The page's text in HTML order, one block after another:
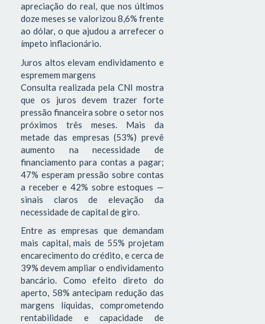
apreciação do real, que nos últimos
doze meses se valorizou 8,6% frente
ao dólar, o que ajudou a arrefecer o
ímpeto inflacionário.
Juros altos elevam endividamento e
espremem margens
Consulta realizada pela CNI mostra
que os juros devem trazer forte
pressão financeira sobre o setor nos
próximos três meses. Mais da
metade das empresas (53%) prevê
aumento na necessidade de
financiamento para contas a pagar;
47% esperam pressão sobre contas
a receber e 42% sobre estoques —
sinais claros de elevação da
necessidade de capital de giro.
Entre as empresas que demandam
mais capital, mais de 55% projetam
encarecimento do crédito, e cerca de
39% devem ampliar o endividamento
bancário. Como efeito direto do
aperto, 58% antecipam redução das
margens líquidas, comprometendo
rentabilidade e capacidade de